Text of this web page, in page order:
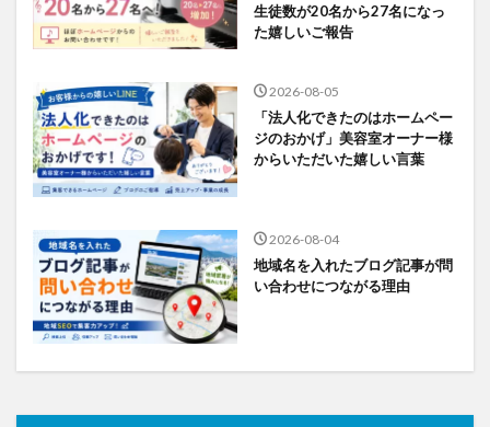
生徒数が20名から27名になっ
た嬉しいご報告
2026-08-05
「法人化できたのはホームペー
ジのおかげ」美容室オーナー様
からいただいた嬉しい言葉
2026-08-04
地域名を入れたブログ記事が問
い合わせにつながる理由